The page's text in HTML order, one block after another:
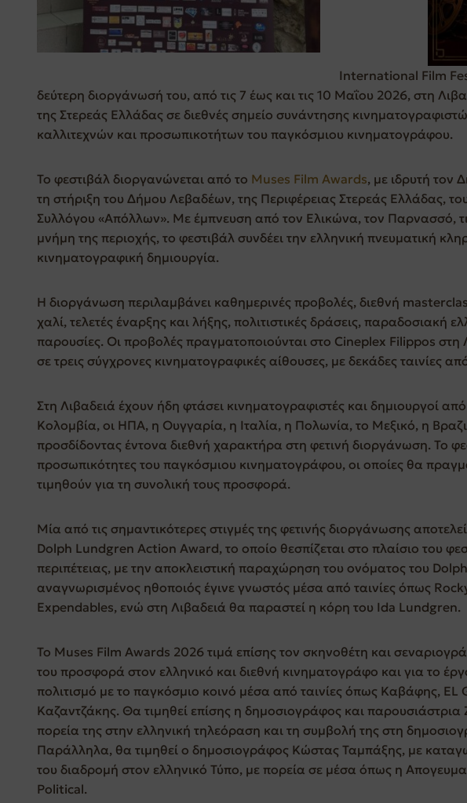
International Film
δεύτερη διοργάνωσή του, από τις 7 έως και τις 10 Μαΐου 2026, στη
της Στερεάς Ελλάδας σε διεθνές σημείο συνάντησης
καλλιτεχνών και προσωπικοτήτων του παγκόσμιου κινηματογράφου.
Το φεστιβάλ διοργανώνεται από το Muses Film Awards, με ιδρυτή τον
τη στήριξη του Δήμου Λεβαδέων, της Περιφέρειας Στερεάς Ελλάδας,
Συλλόγου «Απόλλων». Με έμπνευση από τον Ελικώνα, τον Παρνασσό,
μνήμη της περιοχής, το φεστιβάλ συνδέει την ελληνική πνευματική
κινηματογραφική δημιουργία.
Η διοργάνωση περιλαμβάνει καθημερινές προβολές, διεθνή
χαλί, τελετές έναρξης και λήξης, πολιτιστικές δράσεις, παραδοσιακή
παρουσίες. Οι προβολές πραγματοποιούνται στο Cineplex Filippos στη
σε τρεις σύγχρονες κινηματογραφικές αίθουσες, με δεκάδες ταινίες
Στη Λιβαδειά έχουν ήδη φτάσει κινηματογραφιστές και δημιουργοί
Κολομβία, οι ΗΠΑ, η Ουγγαρία, η Ιταλία, η Πολωνία, το Μεξικό, η
προσδίδοντας έντονα διεθνή χαρακτήρα στη φετινή διοργάνωση. Το
προσωπικότητες του παγκόσμιου κινηματογράφου, οι οποίες θα
τιμηθούν για τη συνολική τους προσφορά.
Μία από τις σημαντικότερες στιγμές της φετινής διοργάνωσης
Dolph Lundgren Action Award, το οποίο θεσπίζεται στο πλαίσιο του
περιπέτειας, με την αποκλειστική παραχώρηση του ονόματος του
αναγνωρισμένος ηθοποιός έγινε γνωστός μέσα από ταινίες όπως
Expendables, ενώ στη Λιβαδειά θα παραστεί η κόρη του Ida Lundgren.
Το Muses Film Awards 2026 τιμά επίσης τον σκηνοθέτη και
του προσφορά στον ελληνικό και διεθνή κινηματογράφο και για το
πολιτισμό με το παγκόσμιο κοινό μέσα από ταινίες όπως Καβάφης, EL
Καζαντζάκης. Θα τιμηθεί επίσης η δημοσιογράφος και
πορεία της στην ελληνική τηλεόραση και τη συμβολή της στη
Παράλληλα, θα τιμηθεί ο δημοσιογράφος Κώστας Ταμπάξης, με
του διαδρομή στον ελληνικό Τύπο, με πορεία σε μέσα όπως η
Political.